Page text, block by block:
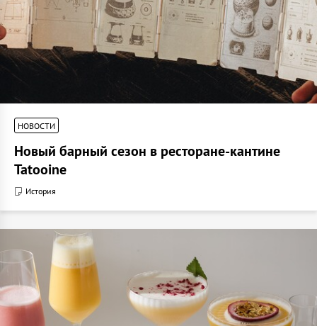
НОВОСТИ
Новый барный сезон в ресторане-кантине
Tatooine
История